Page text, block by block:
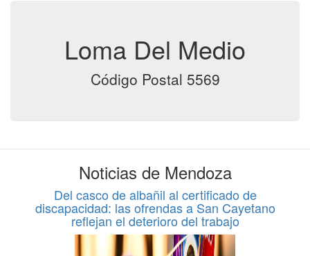
Loma Del Medio
Código Postal 5569
Noticias de Mendoza
Del casco de albañil al certificado de
discapacidad: las ofrendas a San Cayetano
reflejan el deterioro del trabajo